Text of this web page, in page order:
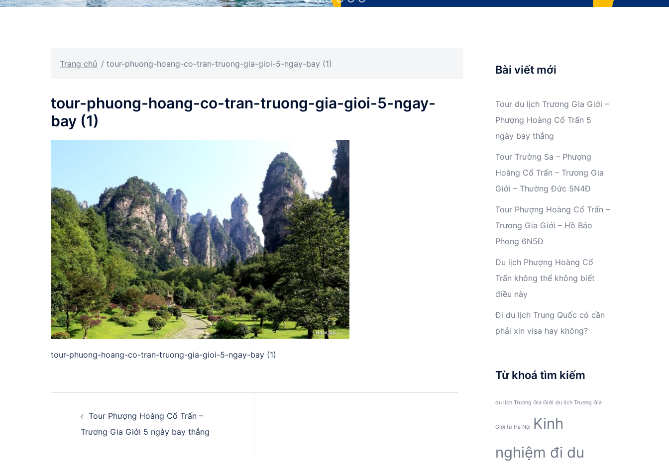
Trang chủ / tour-phuong-hoang-co-tran-truong-gia-gioi-5-ngay-bay (1)
tour-phuong-hoang-co-tran-truong-gia-gioi-5-ngay-
bay (1)
tour-phuong-hoang-co-tran-truong-gia-gioi-5-ngay-bay (1)
hướngTour Phượng Hoàng Cổ Trấn –
Trương Gia Giới 5 ngày bay thẳng
Bài viết mới
Tour du lịch Trương Gia Giới –
Phượng Hoàng Cổ Trấn 5
ngày bay thẳng
Tour Trường Sa – Phượng
Hoàng Cổ Trấn – Trương Gia
Giới – Thường Đức 5N4Đ
Tour Phượng Hoàng Cổ Trấn –
Trương Gia Giới – Hồ Bảo
Phong 6N5Đ
Du lịch Phượng Hoàng Cổ
Trấn không thể không biết
điều này
Đi du lịch Trung Quốc có cần
phải xin visa hay không?
Từ khoá tìm kiếm
du lịch Trương Gia Giới du lịch Trương Gia
Giới từ Hà Nội
Kinh
nghiệm đi du